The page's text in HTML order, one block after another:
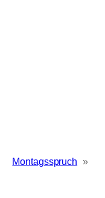
Montagsspruch »